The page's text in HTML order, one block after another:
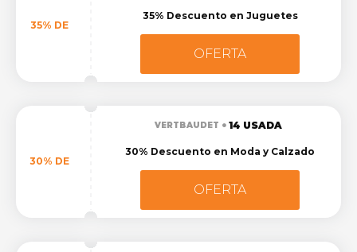
35% DE
35% Descuento en Juguetes
OFERTA
30% DE
VERTBAUDET 14 USADA
30% Descuento en Moda y Calzado
OFERTA